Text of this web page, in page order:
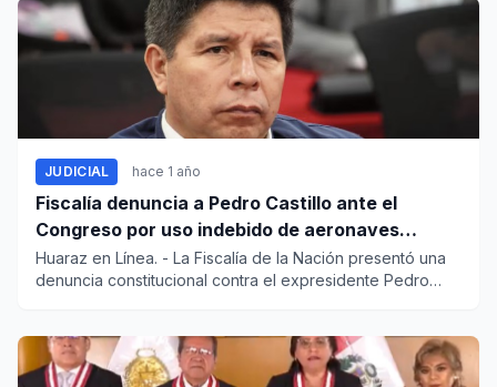
JUDICIAL hace 1 año
Fiscalía denuncia a Pedro Castillo ante el
Congreso por uso indebido de aeronaves
militares
Huaraz en Línea. - La Fiscalía de la Nación presentó una
denuncia constitucional contra el expresidente Pedro